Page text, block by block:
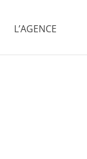
L’AGENCE